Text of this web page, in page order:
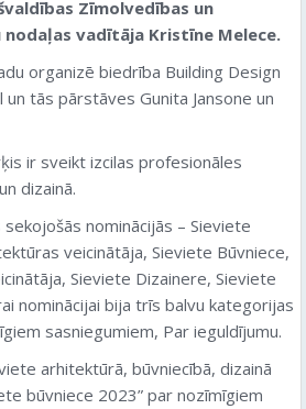
Zīmolvedības un
vadītāja Kristīne Melece.
organizē biedrība Building Design
tās pārstāves Gunita Jansone un
ir sveikt izcilas profesionāles
un dizainā.
nominācijās – Sieviete
veicinātāja, Sieviete Būvniece,
Sieviete Dizainere, Sieviete
nominācijai bija trīs balvu kategorijas
sasniegumiem, Par ieguldījumu.
arhitektūrā, būvniecībā, dizainā
būvniece 2023” par nozīmīgiem